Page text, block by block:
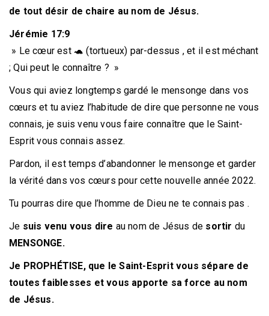
de tout désir de chaire au nom de Jésus.
Jérémie 17:9
» Le cœur est 🐢 (tortueux) par-dessus , et il est méchant
; Qui peut le connaître ? »
Vous qui aviez longtemps gardé le mensonge dans vos
cœurs et tu aviez l’habitude de dire que personne ne vous
connais, je suis venu vous faire connaître que le Saint-
Esprit vous connais assez.
Pardon, il est temps d’abandonner le mensonge et garder
la vérité dans vos cœurs pour cette nouvelle année 2022.
Tu pourras dire que l’homme de Dieu ne te connais pas .
Je suis venu vous dire au nom de Jésus de sortir du
MENSONGE.
Je PROPHÉTISE, que le Saint-Esprit vous sépare de
toutes faiblesses et vous apporte sa force au nom
de Jésus.